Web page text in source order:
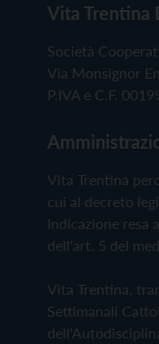
Vita Trentina
Società
Via Monsignor
P.IVA e C.F.
Vita Trentina
cui al decreto
Indicazione resa
dell'art. 5 del
Vita Trentina,
Settimanali